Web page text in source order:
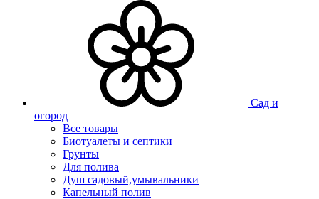
Сад и
огород
Все товары
Биотуалеты и септики
Грунты
Для полива
Душ садовый,умывальники
Капельный полив